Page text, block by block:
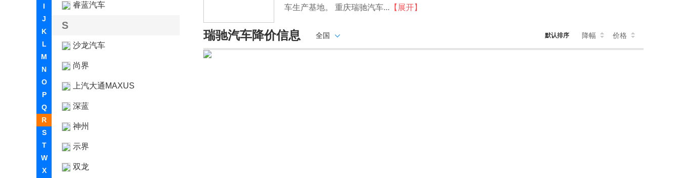
I
J
K
L
M
N
O
P
Q
R
S
T
W
X
睿蓝汽车
S
沙龙汽车
尚界
上汽大通MAXUS
深蓝
神州
示界
双龙
车生产基地。 重庆瑞驰汽车... 【展开】
瑞驰汽车降价信息 全国 默认排序 降幅 价格